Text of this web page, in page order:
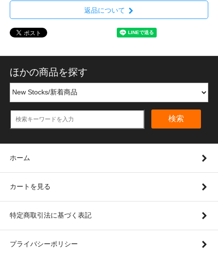
返品について
ほかの商品を探す
検索
ホーム
カートを見る
特定商取引法に基づく表記
プライバシーポリシー